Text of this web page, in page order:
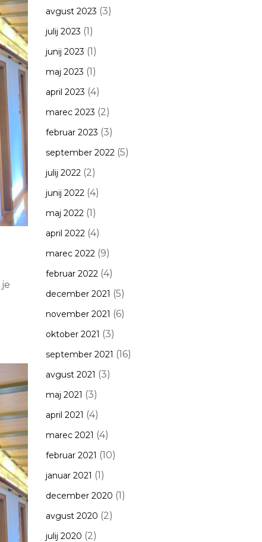
avgust 2023 (3)
julij 2023 (1)
junij 2023 (1)
maj 2023 (1)
april 2023 (4)
marec 2023 (2)
februar 2023 (3)
september 2022(5)
julij 2022(2)
junij 2022(4)
maj 2022(1)
april 2022(4)
marec 2022(9)
februar 2022(4)
december 2021 (5)
november 2021 (6)
oktober 2021 (3)
september 2021 (16)
avgust 2021 (3)
maj 2021 (3)
april 2021 (4)
marec 2021 (4)
februar 2021 (10)
januar 2021 (1)
december 2020 (1)
avgust 2020 (2)
julij 2020 (2)